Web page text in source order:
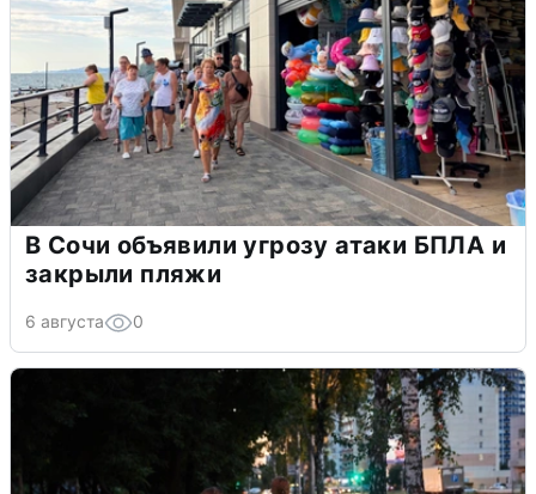
В Сочи объявили угрозу атаки БПЛА и
закрыли пляжи
6 августа 0